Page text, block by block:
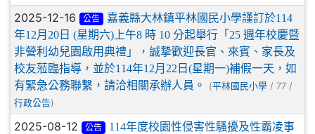
2025-12-16 公告
嘉義縣大林鎮平林國民小學謹訂於114
年12月20日 (星期六)上午8 時 10 分起舉行「25 週年校慶暨
非營利幼兒園啟用典禮」，誠摯歡迎長官、來賓、家長及
校友蒞臨指導，並於114年12月22日(星期一)補假一天，如
有緊急公務聯繫，請洽相關承辦人員。
(平林國民小學 / 77 /
行政公告)
2025-08-12 公告
114年度校園性侵害性騷擾及性霸凌事